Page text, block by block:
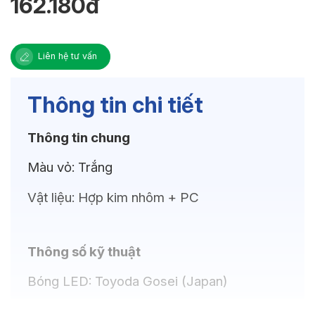
162.180đ
Liên hệ tư vấn
Thông tin chi tiết
Thông tin chung
Màu vỏ: Trắng
Vật liệu: Hợp kim nhôm + PC
Thông số kỹ thuật
Bóng LED: Toyoda Gosei (Japan)